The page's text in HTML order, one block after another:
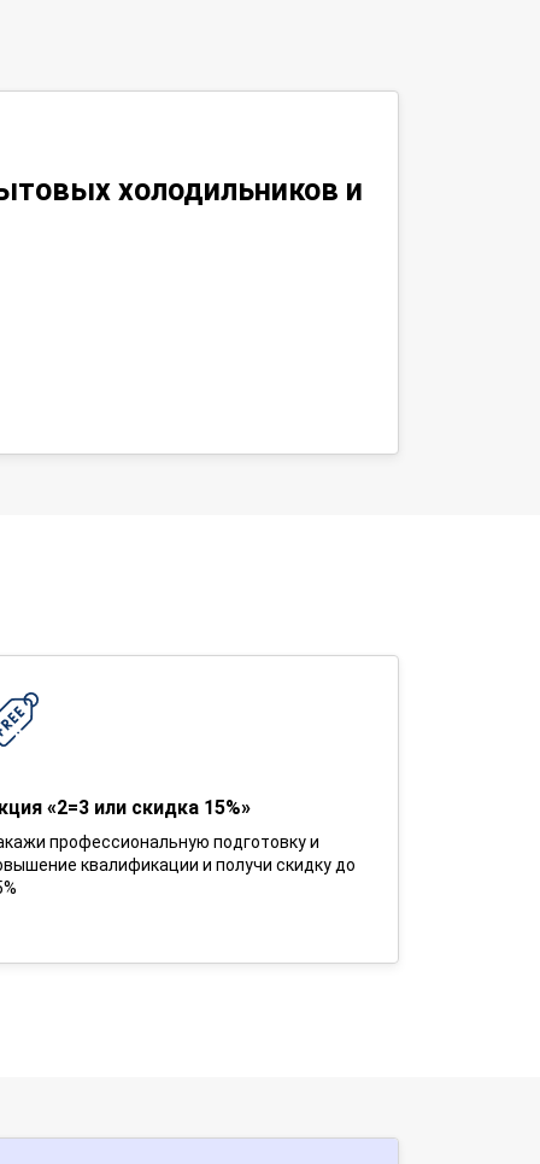
холодильников и
«2=3 или скидка 15%»
профессиональную подготовку и
квалификации и получи скидку до